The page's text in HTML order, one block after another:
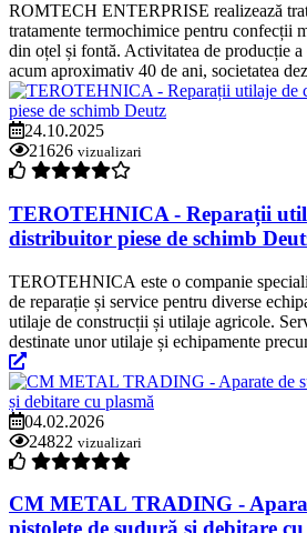
ROMTECH ENTERPRISE realizează
tratamente termochimice pentru confecții
din oțel și fontă. Activitatea de producție
acum aproximativ 40 de ani, societatea
24.10.2025
21626 vizualizari
TEROTEHNICA - Reparații
distribuitor piese de schimb
TEROTEHNICA este o companie
de reparație și service pentru diverse
utilaje de construcții și utilaje agricole.
destinate unor utilaje și echipamente
04.02.2026
24822 vizualizari
CM METAL TRADING -
pistolete de sudură și debitare